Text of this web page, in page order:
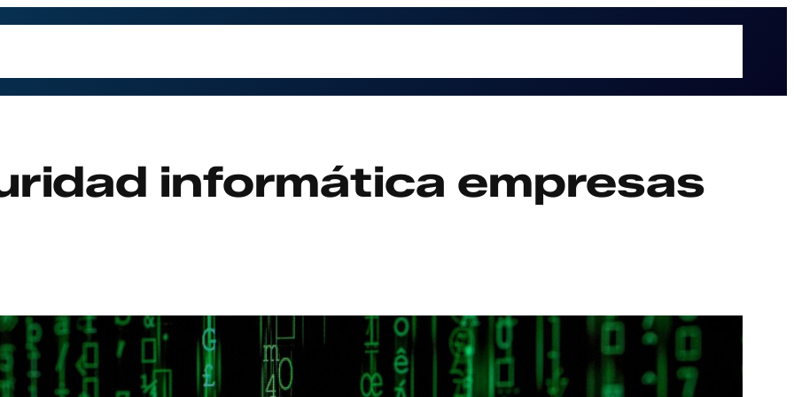
informática empresas